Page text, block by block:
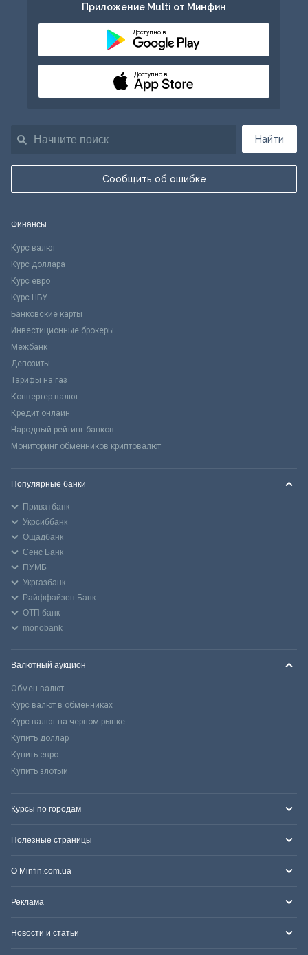
Найти
Сообщить об ошибке
Приложение Multi от Минфин
Доступно в
Доступно в
Финансы
Курс валют
Курс доллара
Курс евро
Курс НБУ
Банковские карты
Инвестиционные брокеры
Межбанк
Депозиты
Тарифы на газ
Конвертер валют
Кредит онлайн
Народный рейтинг банков
Мониторинг обменников криптовалют
Популярные банки
Приватбанк
Укрсиббанк
Ощадбанк
Сенс Банк
ПУМБ
Укргазбанк
Райффайзен Банк
ОТП банк
monobank
Валютный аукцион
Обмен валют
Курс валют в обменниках
Курс валют на черном рынке
Купить доллар
Купить евро
Купить злотый
Курсы по городам
Полезные страницы
О Minfin.com.ua
Реклама
Новости и статьи